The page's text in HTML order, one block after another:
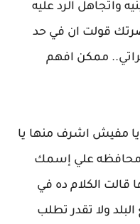
واتجاهل الرد عليه
قولت ان في حد
ممكن افهم
مفيش اشرف منها يا
علي إسمك
الكلام ده في
ولا تقدر تطلب